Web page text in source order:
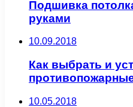
Подшивка
руками
10.09.2018
Как выбрать и
10.05.2018